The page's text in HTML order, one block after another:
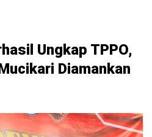
Ungkap TPPO,
Diamankan